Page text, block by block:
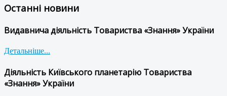
Останні новини
Видавнича діяльність Товариства «Знання» України
Детальніше...
Діяльність Київського планетарію Товариства
«Знання» України